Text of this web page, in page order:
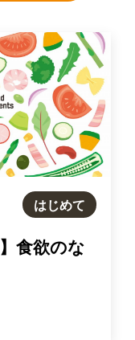
はじめて
食欲のな